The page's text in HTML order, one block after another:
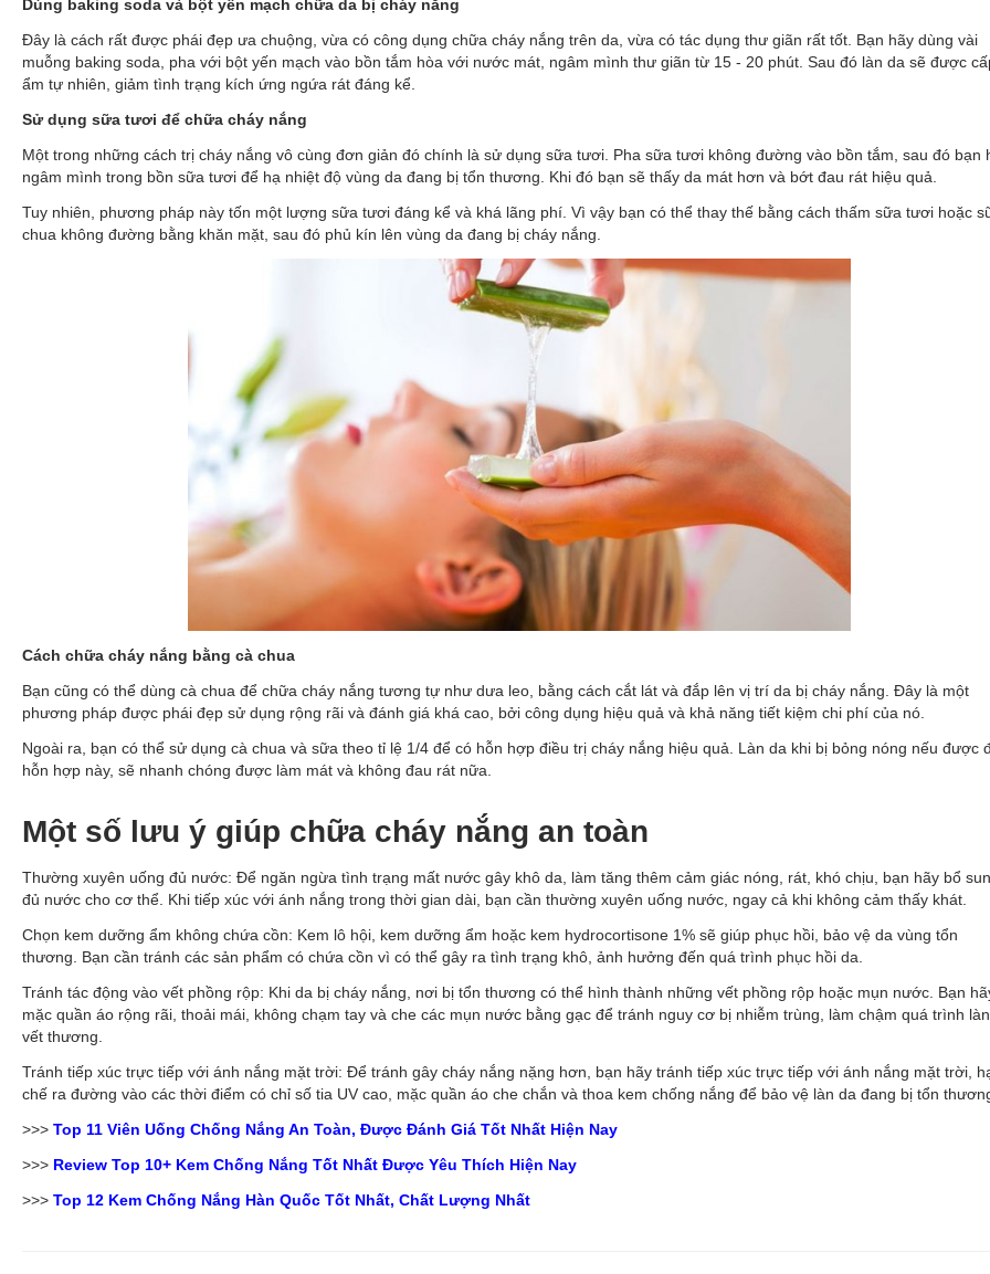
Dùng baking soda và bột yến mạch chữa da bị cháy nắng
Đây là cách rất được phái đẹp ưa chuộng, vừa có công dụng chữa cháy nắng trên da, vừa có tác dụng thư giãn rất tốt. Bạn hãy dùng vài
muỗng baking soda, pha với bột yến mạch vào bồn tắm hòa với nước mát, ngâm mình thư giãn từ 15 - 20 phút. Sau đó làn da sẽ được
ẩm tự nhiên, giảm tình trạng kích ứng ngứa rát đáng kể.
Sử dụng sữa tươi để chữa cháy nắng
Một trong những cách trị cháy nắng vô cùng đơn giản đó chính là sử dụng sữa tươi. Pha sữa tươi không đường vào bồn tắm, sau đó bạn
ngâm mình trong bồn sữa tươi để hạ nhiệt độ vùng da đang bị tổn thương. Khi đó bạn sẽ thấy da mát hơn và bớt đau rát hiệu quả.
Tuy nhiên, phương pháp này tốn một lượng sữa tươi đáng kể và khá lãng phí. Vì vậy bạn có thể thay thế bằng cách thấm sữa tươi hoặc
chua không đường bằng khăn mặt, sau đó phủ kín lên vùng da đang bị cháy nắng.
Cách chữa cháy nắng bằng cà chua
Bạn cũng có thể dùng cà chua để chữa cháy nắng tương tự như dưa leo, bằng cách cắt lát và đắp lên vị trí da bị cháy nắng. Đây là một
phương pháp được phái đẹp sử dụng rộng rãi và đánh giá khá cao, bởi công dụng hiệu quả và khả năng tiết kiệm chi phí của nó.
Ngoài ra, bạn có thể sử dụng cà chua và sữa theo tỉ lệ 1/4 để có hỗn hợp điều trị cháy nắng hiệu quả. Làn da khi bị bỏng nóng nếu được
hỗn hợp này, sẽ nhanh chóng được làm mát và không đau rát nữa.
Một số lưu ý giúp chữa cháy nắng an toàn
Thường xuyên uống đủ nước: Để ngăn ngừa tình trạng mất nước gây khô da, làm tăng thêm cảm giác nóng, rát, khó chịu, bạn hãy bổ
đủ nước cho cơ thể. Khi tiếp xúc với ánh nắng trong thời gian dài, bạn cần thường xuyên uống nước, ngay cả khi không cảm thấy khát.
Chọn kem dưỡng ẩm không chứa cồn: Kem lô hội, kem dưỡng ẩm hoặc kem hydrocortisone 1% sẽ giúp phục hồi, bảo vệ da vùng tổn
thương. Bạn cần tránh các sản phẩm có chứa cồn vì có thể gây ra tình trạng khô, ảnh hưởng đến quá trình phục hồi da.
Tránh tác động vào vết phồng rộp: Khi da bị cháy nắng, nơi bị tổn thương có thể hình thành những vết phồng rộp hoặc mụn nước. Bạn
mặc quần áo rộng rãi, thoải mái, không chạm tay và che các mụn nước bằng gạc để tránh nguy cơ bị nhiễm trùng, làm chậm quá trình
vết thương.
Tránh tiếp xúc trực tiếp với ánh nắng mặt trời: Để tránh gây cháy nắng nặng hơn, bạn hãy tránh tiếp xúc trực tiếp với ánh nắng mặt trời,
chế ra đường vào các thời điểm có chỉ số tia UV cao, mặc quần áo che chắn và thoa kem chống nắng để bảo vệ làn da đang bị tổn
>>> Top 11 Viên Uống Chống Nắng An Toàn, Được Đánh Giá Tốt Nhất Hiện Nay
>>> Review Top 10+ Kem Chống Nắng Tốt Nhất Được Yêu Thích Hiện Nay
>>> Top 12 Kem Chống Nắng Hàn Quốc Tốt Nhất, Chất Lượng Nhất